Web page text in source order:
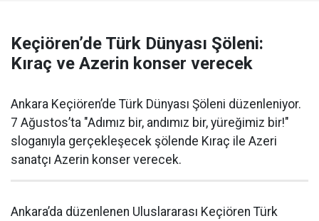
Keçiören’de Türk Dünyası Şöleni:
Kıraç ve Azerin konser verecek
Ankara Keçiören’de Türk Dünyası Şöleni düzenleniyor.
7 Ağustos’ta "Adımız bir, andımız bir, yüreğimiz bir!"
sloganıyla gerçekleşecek şölende Kıraç ile Azeri
sanatçı Azerin konser verecek.
Ankara’da düzenlenen Uluslararası Keçiören Türk